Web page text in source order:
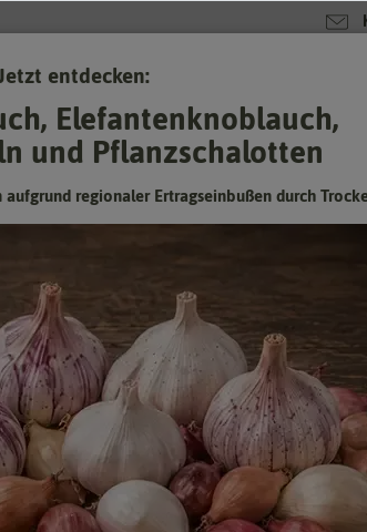
*
Buzzy Seeds
92834-by
8711117928348
DE-ÖKO-006
entdecken:
Elefantenknoblauch,
und Pflanzschalotten
regionaler Ertragseinbußen durch